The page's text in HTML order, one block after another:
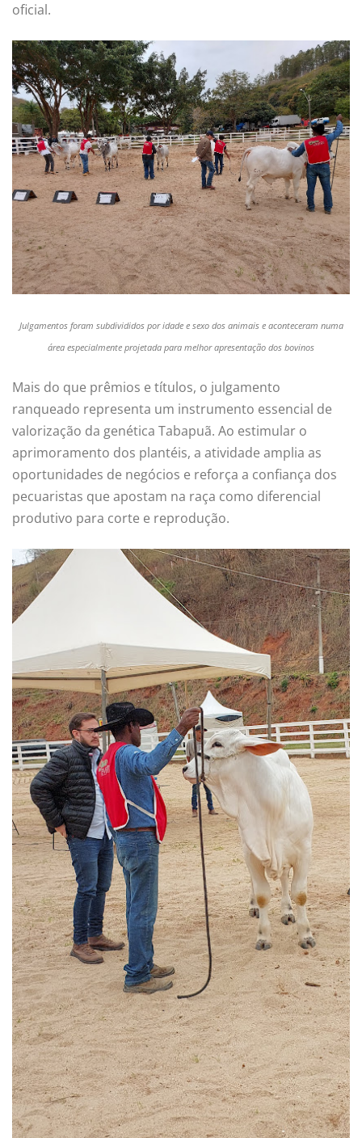
oficial.
Julgamentos foram subdivididos por idade e sexo dos animais e aconteceram numa
área especialmente projetada para melhor apresentação dos bovinos
Mais do que prêmios e títulos, o julgamento
ranqueado representa um instrumento essencial de
valorização da genética Tabapuã. Ao estimular o
aprimoramento dos plantéis, a atividade amplia as
oportunidades de negócios e reforça a confiança dos
pecuaristas que apostam na raça como diferencial
produtivo para corte e reprodução.